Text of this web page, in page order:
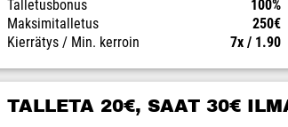
Talletusbonus
100%
Maksimitalletus
250€
Kierrätys / Min. kerroin
7x / 1.90
TALLETA 20€, SAAT 30€